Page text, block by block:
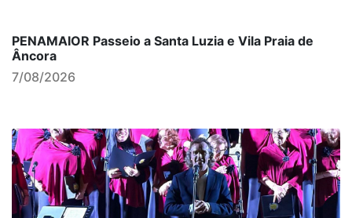
PENAMAIOR Passeio a Santa Luzia e Vila Praia de
Âncora
7/08/2026